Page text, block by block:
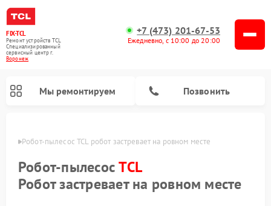
FIX-TCL
Ремонт устройств TCL
Специализированный
cервисный центр г.
Воронеж
+7 (473) 201-67-53
Ежедневно, с 10:00 до 20:00
Мы ремонтируем Позвонить
Робот-пылесос TCL робот застревает на ровном месте
Робот-пылесосTCL
Робот застревает на ровном месте